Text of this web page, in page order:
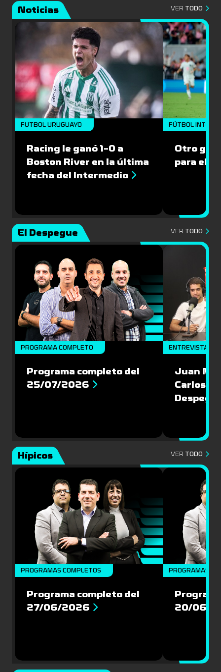
Noticias VER TODO
FUTBOL URUGUAYO
Racing le ganó 1-0 a
Boston River en la última
fecha del Intermedio
FÚTBOL
Otro gol
para el
El Despegue VER TODO
PROGRAMA COMPLETO
Programa completo del
25/07/2026
ENTREVISTAS
Juan
Carlos
Hípicos VER TODO
PROGRAMAS COMPLETOS
Programa completo del
27/06/2026
PROGRAMAS
20/06/